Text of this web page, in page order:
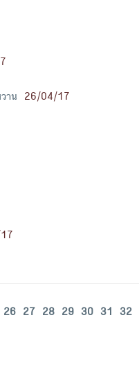
าน
26/04/17
26 27 28 29 30 31 32